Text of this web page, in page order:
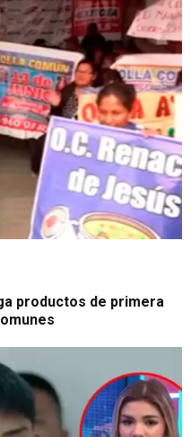
productos de primera